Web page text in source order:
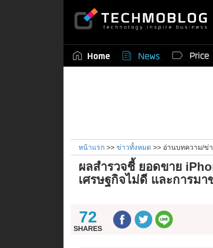
หน้าแรก >> ข่าวทั้งหมด >> อ่านบทความ/ข่
ผลสำรวจชี้ ยอดขาย
เศรษฐกิจไม่ดี และการมา
72
SHARES